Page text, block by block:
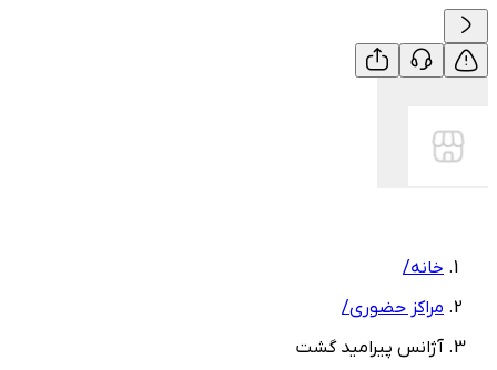
خانه/
مراکز حضوری/
آژانس پیرامید گشت